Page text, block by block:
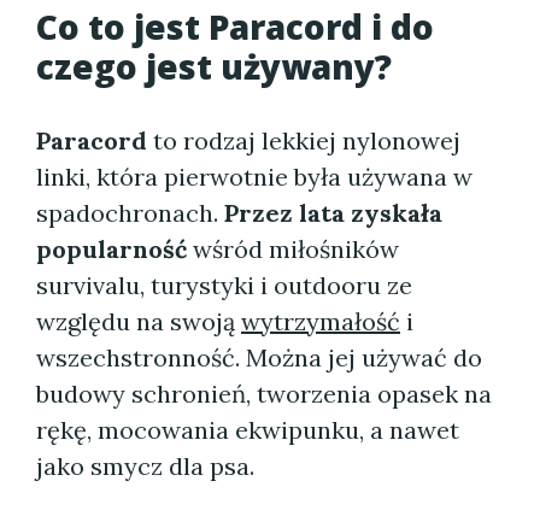
Co to jest Paracord i do
czego jest używany?
Paracord to rodzaj lekkiej nylonowej
linki, która pierwotnie była używana w
spadochronach. Przez lata zyskała
popularność wśród miłośników
survivalu, turystyki i outdooru ze
względu na swoją wytrzymałość i
wszechstronność. Można jej używać do
budowy schronień, tworzenia opasek na
rękę, mocowania ekwipunku, a nawet
jako smycz dla psa.